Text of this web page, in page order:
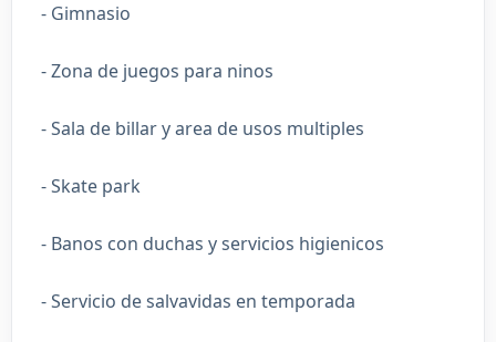
- Gimnasio
- Zona de juegos para ninos
- Sala de billar y area de usos multiples
- Skate park
- Banos con duchas y servicios higienicos
- Servicio de salvavidas en temporada